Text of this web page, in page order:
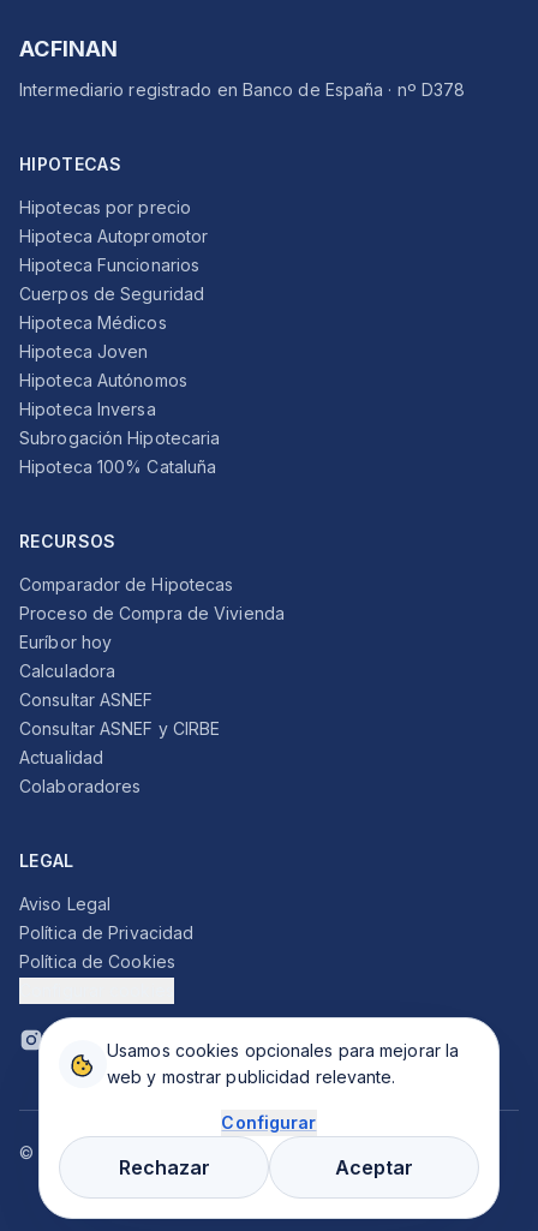
ACFINAN
Intermediario registrado en Banco de España · nº D378
HIPOTECAS
Hipotecas por precio
Hipoteca Autopromotor
Hipoteca Funcionarios
Cuerpos de Seguridad
Hipoteca Médicos
Hipoteca Joven
Hipoteca Autónomos
Hipoteca Inversa
Subrogación Hipotecaria
Hipoteca 100% Cataluña
RECURSOS
Comparador de Hipotecas
Proceso de Compra de Vivienda
Euríbor hoy
Calculadora
Consultar ASNEF
Consultar ASNEF y CIRBE
Actualidad
Colaboradores
LEGAL
Aviso Legal
Política de Privacidad
Política de Cookies
© 2026 ACFINAN SL. Todos los derechos reservados.
Usamos cookies opcionales para mejorar la
web y mostrar publicidad relevante.
Configurar
Rechazar Aceptar